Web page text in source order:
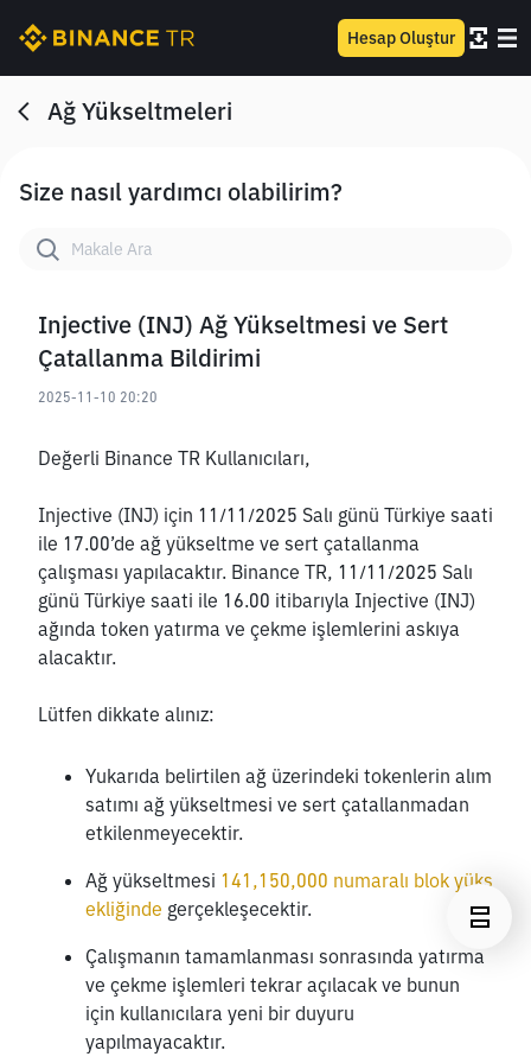
Hesap Oluştur
Ağ Yükseltmeleri
Size nasıl yardımcı olabilirim?
Injective (INJ) Ağ Yükseltmesi ve Sert
Çatallanma Bildirimi
2025-11-10 20:20
Değerli Binance TR Kullanıcıları,
Injective (INJ) için 11/11/2025 Salı günü Türkiye saati
ile 17.00’de ağ yükseltme ve sert çatallanma
çalışması yapılacaktır. Binance TR, 11/11/2025 Salı
günü Türkiye saati ile 16.00 itibarıyla Injective (INJ)
ağında token yatırma ve çekme işlemlerini askıya
alacaktır.
Lütfen dikkate alınız:
Yukarıda belirtilen ağ üzerindeki tokenlerin alım
satımı ağ yükseltmesi ve sert çatallanmadan
etkilenmeyecektir.
Ağ yükseltmesi 141,150,000 numaralı blok yüks
ekliğinde gerçekleşecektir.
Çalışmanın tamamlanması sonrasında yatırma
ve çekme işlemleri tekrar açılacak ve bunun
için kullanıcılara yeni bir duyuru
yapılmayacaktır.